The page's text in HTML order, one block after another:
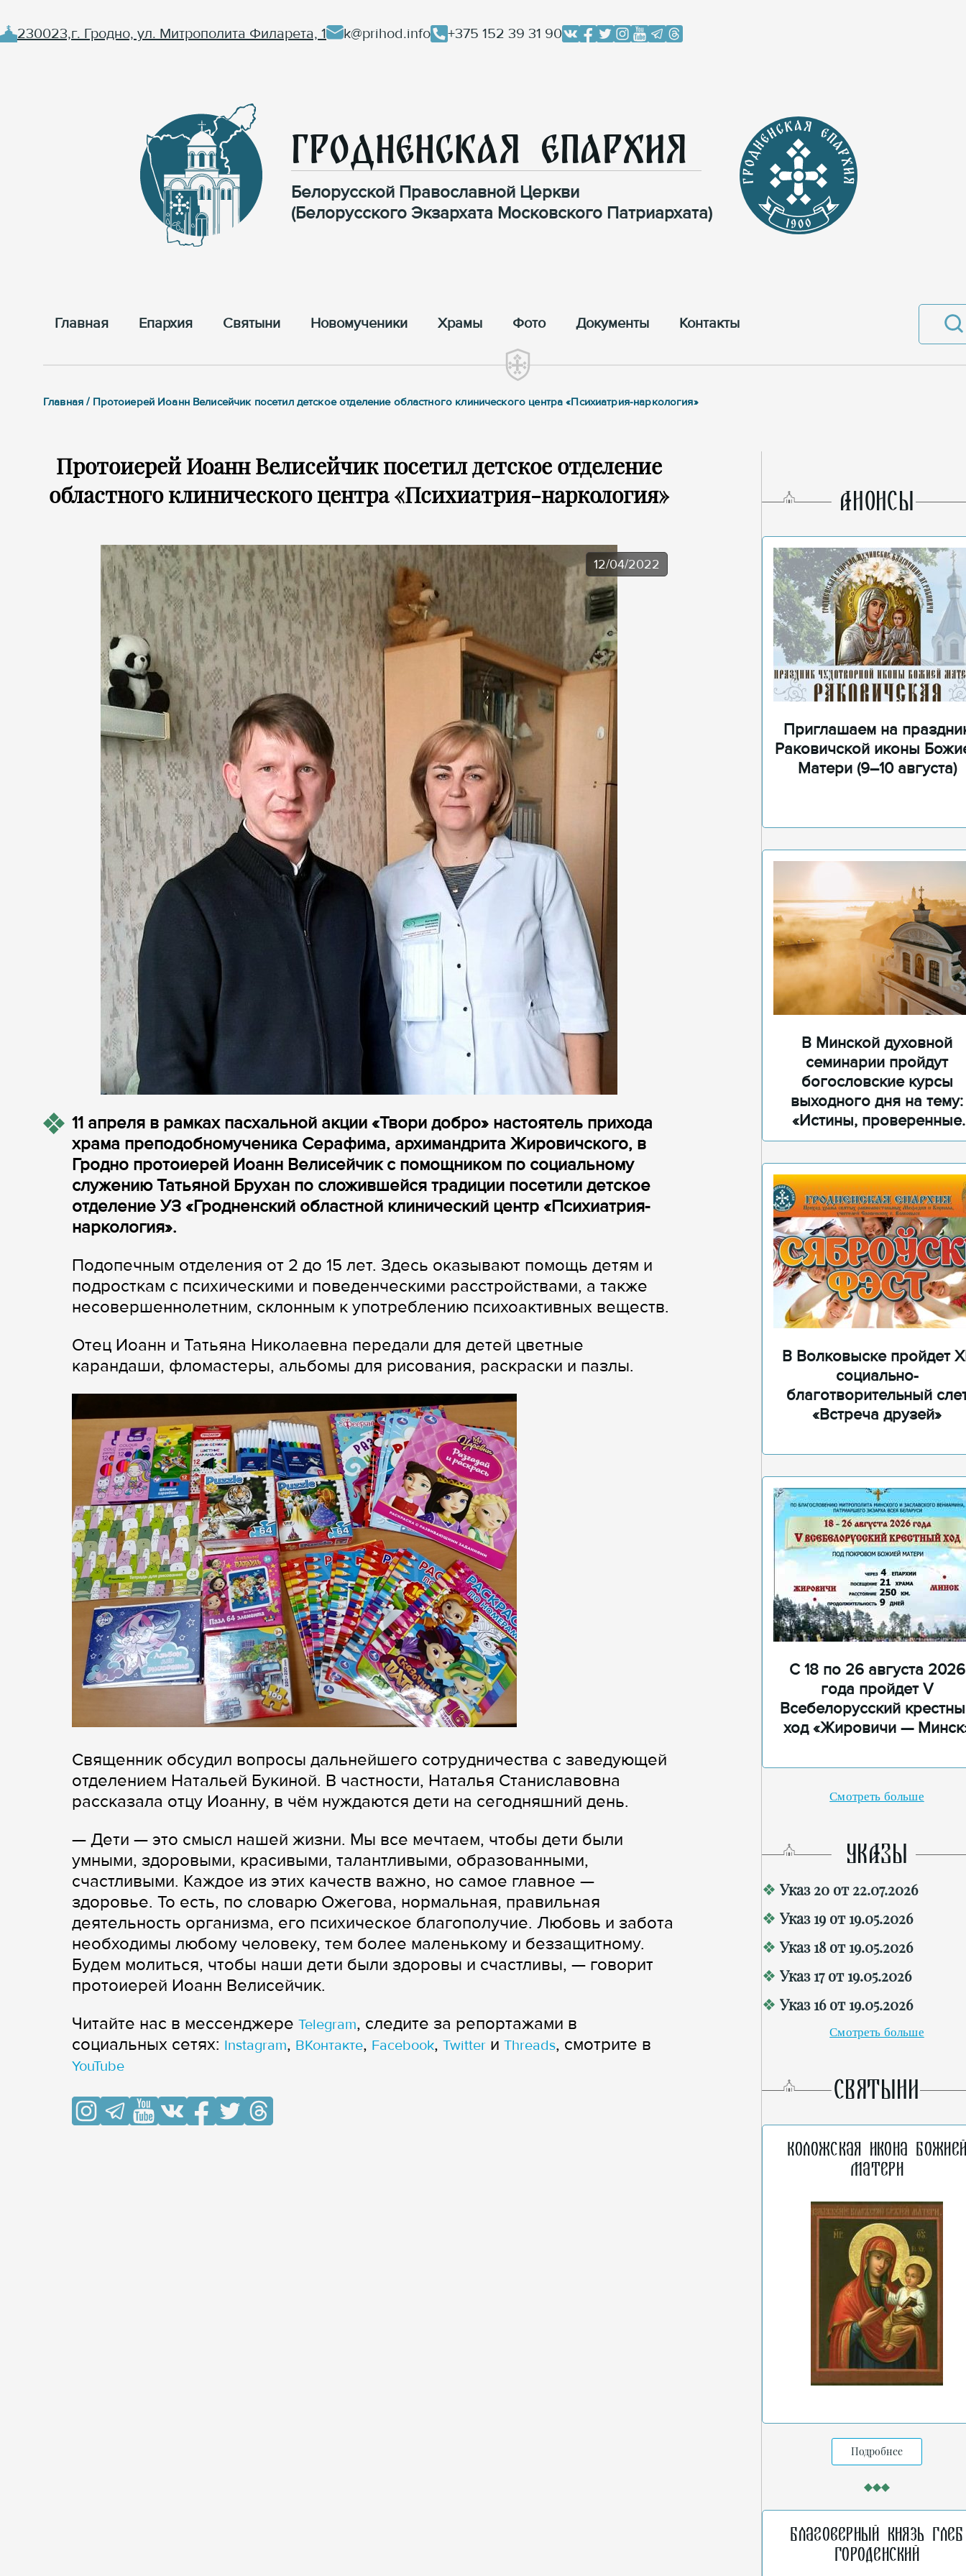
230023,г. Гродно, ул. Митрополита Филарета, 1 k@prihod.info +375 152 39 31 90
Гродненская Епархия
Белорусской Православной Церкви
(Белорусского Экзархата Московского Патриархата)
Главная Епархия Cвятыни Новомученики Храмы Фото Документы Контакты
Главная / Протоиерей Иоанн Велисейчик посетил детское отделение областного клинического центра «Психиатрия-наркология»
Протоиерей Иоанн Велисейчик посетил детское отделение
областного клинического центра «Психиатрия-наркология»
12/04/2022
11 апреля в рамках пасхальной акции «Твори добро» настоятель прихода
храма преподобномученика Серафима, архимандрита Жировичского, в
Гродно протоиерей Иоанн Велисейчик с помощником по социальному
служению Татьяной Брухан по сложившейся традиции посетили детское
отделение УЗ «Гродненский областной клинический центр «Психиатрия-
наркология».
Подопечным отделения от 2 до 15 лет. Здесь оказывают помощь детям и
подросткам с психическими и поведенческими расстройствами, а также
несовершеннолетним, склонным к употреблению психоактивных веществ.
Отец Иоанн и Татьяна Николаевна передали для детей цветные
карандаши, фломастеры, альбомы для рисования, раскраски и пазлы.
Священник обсудил вопросы дальнейшего сотрудничества с заведующей
отделением Натальей Букиной. В частности, Наталья Станиславовна
рассказала отцу Иоанну, в чём нуждаются дети на сегодняшний день.
— Дети — это смысл нашей жизни. Мы все мечтаем, чтобы дети были
умными, здоровыми, красивыми, талантливыми, образованными,
счастливыми. Каждое из этих качеств важно, но самое главное —
здоровье. То есть, по словарю Ожегова, нормальная, правильная
деятельность организма, его психическое благополучие. Любовь и забота
необходимы любому человеку, тем более маленькому и беззащитному.
Будем молиться, чтобы наши дети были здоровы и счастливы, — говорит
протоиерей Иоанн Велисейчик.
Читайте нас в мессенджере Telegram, следите за репортажами в
cоциальных сетях: Instagram, ВКонтакте, Facebook, Twitter и Threads, смотрите в
YouTube
AНОНСЫ
Приглашаем на
Раковичской иконы
Матери (9–10 августа)
В Минской духовной
семинарии пройдут
богословские курсы
выходного дня на тему:
«Истины, проверенные
временем»
В Волковыске пройдет
социально-
благотворительный
«Встреча друзей»
С 18 по 26 августа 2026
года пройдет V
Всебелорусский
ход «Жировичи —
Смотреть больше
УКАЗЫ
Указ 20 от 22.07.2026
Указ 19 от 19.05.2026
Указ 18 от 19.05.2026
Указ 17 от 19.05.2026
Указ 16 от 19.05.2026
Смотреть больше
СВЯТЫНИ
Коложская икона
Матери
Подробнее
Благоверный князь Глеб
Городенский